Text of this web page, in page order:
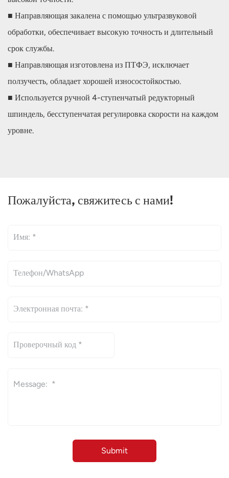
■ Направляющая закалена с помощью ультразвуковой
обработки, обеспечивает высокую точность и длительный
срок службы.
■ Направляющая изготовлена ​​из ПТФЭ, исключает
ползучесть, обладает хорошей износостойкостью.
■ Используется ручной 4-ступенчатый редукторный
шпиндель, бесступенчатая регулировка скорости на каждом
уровне.
Пожалуйста, свяжитесь с нами!